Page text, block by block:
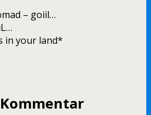
– goiil…
in your land*